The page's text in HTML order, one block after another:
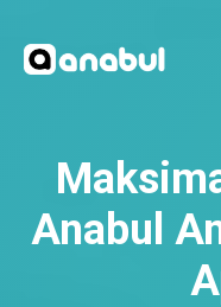
Anabul